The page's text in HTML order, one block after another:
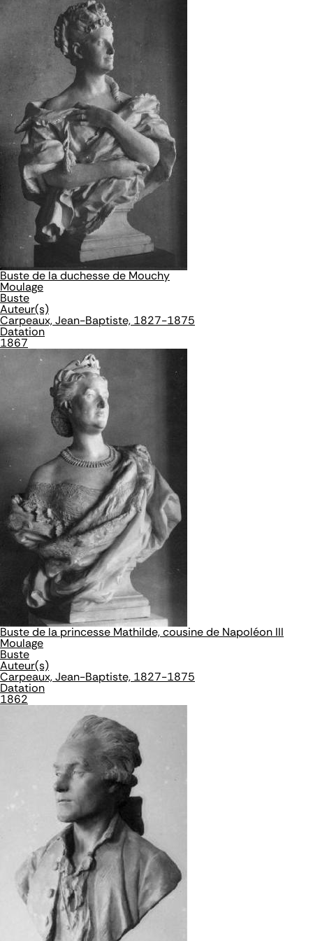
Buste de la duchesse de Mouchy
Moulage
Buste
Auteur(s)
Carpeaux, Jean-Baptiste, 1827-1875
Datation
1867
Buste de la princesse Mathilde, cousine de Napoléon III
Moulage
Buste
Auteur(s)
Carpeaux, Jean-Baptiste, 1827-1875
Datation
1862